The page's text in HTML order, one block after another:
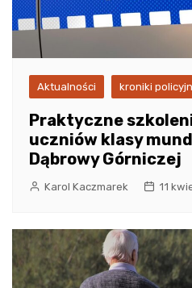
Aktualności kroniki
Praktyczne
uczniów klasy
Dąbrowy Górniczej
Karol Kaczmarek 11